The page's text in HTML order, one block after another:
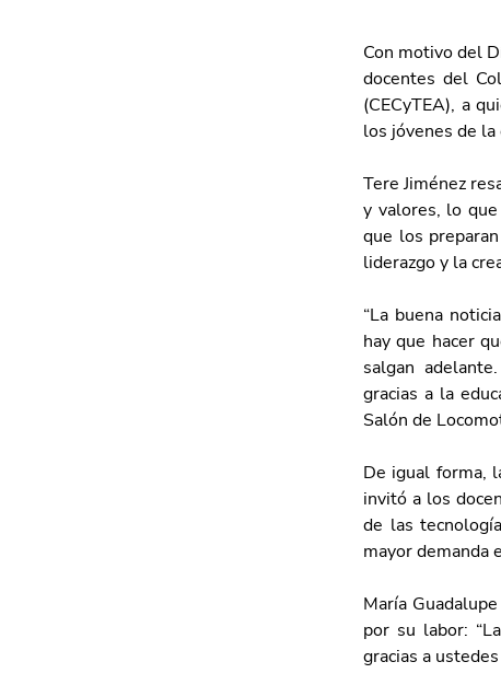
Con motivo del
docentes del
(CECyTEA), a
los jóvenes de la
Tere Jiménez
y valores, lo
que los
liderazgo y la
“La buena
hay que hacer
salgan
gracias a la
Salón de
De igual forma,
invitó a los
de las
mayor demanda
María
por su labor:
gracias a